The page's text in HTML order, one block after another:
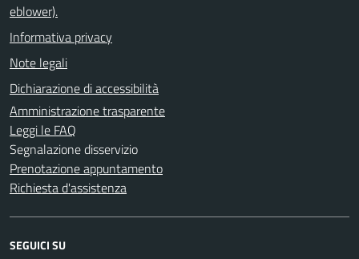
eblower).
Informativa privacy
Note legali
Dichiarazione di accessibilità
Amministrazione trasparente
Leggi le FAQ
Segnalazione disservizio
Prenotazione appuntamento
Richiesta d'assistenza
SEGUICI SU